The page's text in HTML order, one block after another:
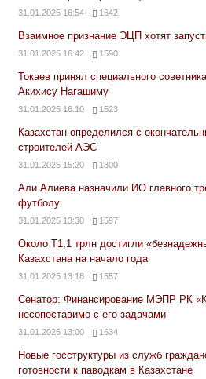
31.01.2025 16:54 1642
Взаимное признание ЭЦП хотят
31.01.2025 16:42 1590
Токаев принял специального
Акихису Нагашиму
31.01.2025 16:10 1523
Казахстан определился с
строителей АЭС
31.01.2025 15:20 1800
Али Алиева назначили ИО главного
футболу
31.01.2025 13:30 1597
Около Т1,1 трлн достигли
Казахстана на начало года
31.01.2025 13:18 1557
Сенатор: Финансирование МЭПР РК
несопоставимо с его задачами
31.01.2025 13:00 1634
Новые госструктуры из служб
готовности к паводкам в Казахстане